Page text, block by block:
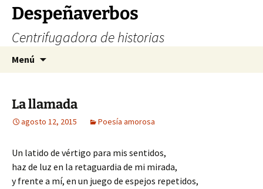
Saltar
contenido
Despeñaverbos
Centrifugadora de historias
Menú
La llamada
agosto 12, 2015 Poesía amorosa
Un latido de vértigo para mis sentidos,
haz de luz en la retaguardia de mi mirada,
y frente a mí, en un juego de espejos repetidos,